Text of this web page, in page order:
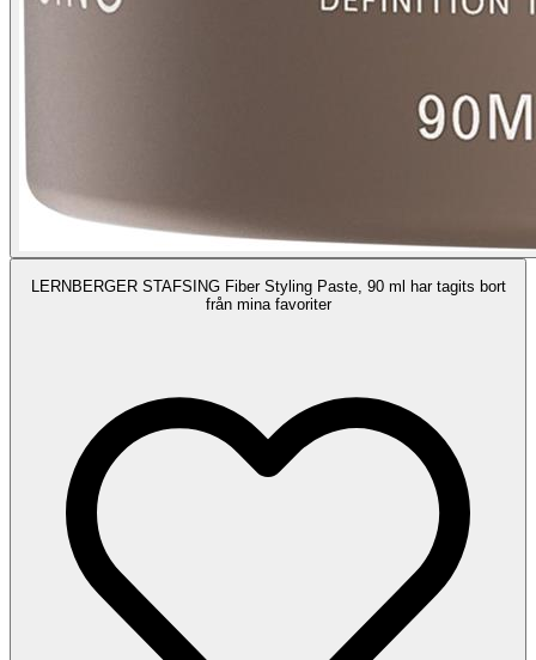
LERNBERGER STAFSING Fiber Styling Paste, 90 ml har tagits bort
från mina favoriter